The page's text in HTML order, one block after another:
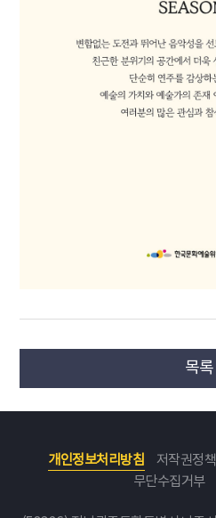
목록
개인정보처리방침 저작권정책
무단수집거부